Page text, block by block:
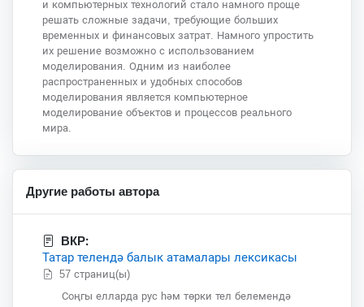
и компьютерных технологий стало намного проще
решать сложные задачи, требующие больших
временных и финансовых затрат. Намного упростить
их решение возможно с использованием
моделирования. Одним из наиболее
распространенных и удобных способов
моделирования является компьютерное
моделирование объектов и процессов реального
мира.
Другие работы автора
ВКР:
Татар телендә балык атамалары лексикасы
57 страниц(ы)
Соңгы елларда рус һәм төрки тел белемендә